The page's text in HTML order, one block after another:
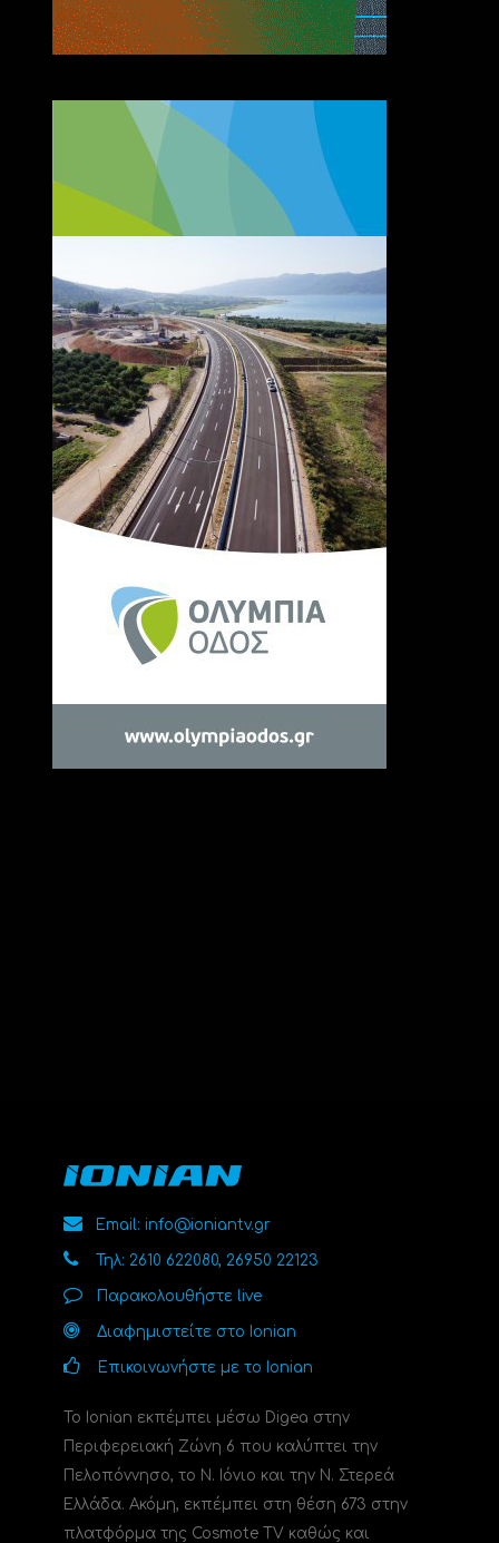
Email: info@ioniantv.gr
Τηλ: 2610 622080, 26950 22123
Παρακολουθήστε live
Διαφημιστείτε στο Ionian
Επικοινωνήστε με το Ionian
Το Ionian εκπέμπει μέσω Digea στην
Περιφερειακή Ζώνη 6 που καλύπτει την
Πελοπόννησο, το N. Ιόνιο και την Ν. Στερεά
Ελλάδα. Ακόμη, εκπέμπει στη θέση 673 στην
πλατφόρμα της Cosmote TV καθώς και